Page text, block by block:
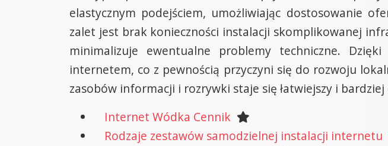
elastycznym podejściem, umożliwiając dostosowanie
zalet jest brak konieczności instalacji skomplikowanej
minimalizuje ewentualne problemy techniczne.
internetem, co z pewnością przyczyni się do rozwoju
zasobów informacji i rozrywki staje się łatwiejszy i
Internet Wódka Cennik
Rodzaje zestawów samodzielnej instalacji internetu